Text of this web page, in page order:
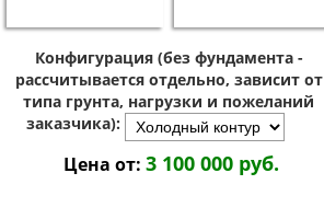
Конфигурация (без фундамента -
рассчитывается отдельно, зависит от
типа грунта, нагрузки и пожеланий
заказчика):
Цена от: 3 100 000 руб.